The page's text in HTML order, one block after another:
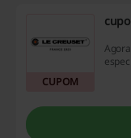
CUPOM